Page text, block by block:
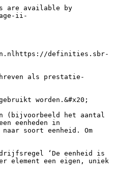
are available by
ii-
definities.sbr-
als prestatie-
worden.&#x20;
(bijvoorbeeld het aantal
eenheden in
soort eenheid. Om
‘De eenheid is
element een eigen, uniek